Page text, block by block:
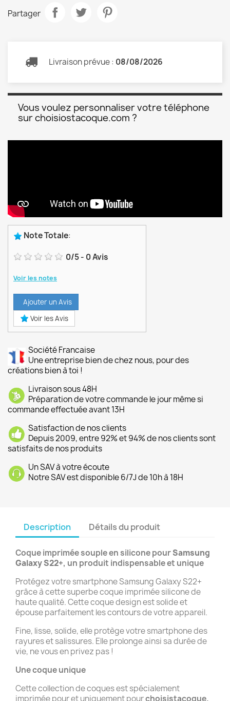
Partager
Livraison prévue : 08/08/2026
Vous voulez personnaliser votre téléphone
sur choisiostacoque.com ?
Note Totale:
0/5- 0Avis
Voir les notes
Ajouter un Avis
Voir les Avis
Société Francaise
Une entreprise bien de chez nous, pour des
créations bien à toi !
Livraison sous 48H
Préparation de votre commande le jour même si
commande effectuée avant 13H
Satisfaction de nos clients
Depuis 2009, entre 92% et 94% de nos clients sont
satisfaits de nos produits
Un SAV à votre écoute
Notre SAV est disponible 6/7J de 10h à 18H
Description Détails du produit
Coque imprimée souple en silicone pourSamsung
Galaxy S22+, un produit indispensable et unique
Protégez votre smartphone Samsung Galaxy S22+
grâce à cette superbe coque imprimée silicone de
haute qualité. Cette coque design est solide et
épouse parfaitement les contours de votre appareil.
Fine, lisse, solide, elle protège votre smartphone des
rayures et salissures. Elle prolonge ainsi sa durée de
vie, ne vous en privez pas !
Une coque unique
Cette collection de coques est spécialement
imprimée pour et uniquement pourchoisistacoque.